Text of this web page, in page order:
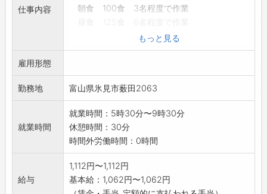
仕事内容
朝食 100食 3名程度で作業
夕食 100食 5名程度で作業
「変更範囲:
※面接希望の方はハローワークから『紹介状』
の交付を
受けて下さい。
もっと見る
雇用形態
勤務地 富山県氷見市薮田2063
就業時間
就業時間：5時30分〜9時30分
休憩時間：30分
時間外労働時間：0時間
給与
1,112円〜1,112円
基本給：1,062円〜1,062円